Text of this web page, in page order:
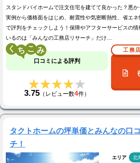
スタンドバイホームで注文住宅を建てて良かった？悪
実例から価格面をはじめ、耐震性や気密断熱性、省エネ
で評判をチェックしよう！保障やアフターサービスの
いるのは「みんなの工務店リサーチ」だけ…
く こ
口コミによる評判
★★★★★
★★★★★
3.75 （レビュー数4件）
工務
タクトホームの坪単価とみんなの口
チ！
エリア 北